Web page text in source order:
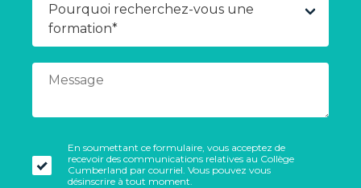
En soumettant ce formulaire, vous acceptez de
recevoir des communications relatives au Collège
Cumberland par courriel. Vous pouvez vous
désinscrire à tout moment.